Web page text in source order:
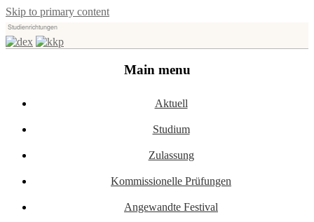
Skip to primary content
dex-kkp
Universität für angewandte Kunst Wien
Studienrichtungen
Main menu
Aktuell
Studium
Zulassung
Kommissionelle Prüfungen
Angewandte Festival